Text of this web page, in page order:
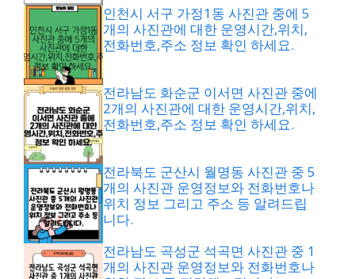
인천시 서구 가정1동 사진관 중에 5
개의 사진관에 대한 운영시간,위치,
전화번호,주소 정보 확인 하세요.
전라남도 화순군 이서면 사진관 중에
2개의 사진관에 대한 운영시간,위치,
전화번호,주소 정보 확인 하세요.
전라북도 군산시 월명동 사진관 중 5
개의 사진관 운영정보와 전화번호나
위치 정보 그리고 주소 등 알려드립
니다.
전라남도 곡성군 석곡면 사진관 중 1
개의 사진관 운영정보와 전화번호나